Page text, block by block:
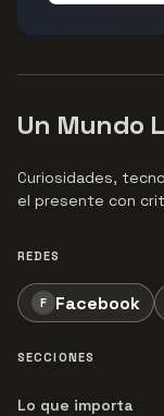
Un Mundo
Curiosidades,
el presente con
REDES
F Facebook
SECCIONES
Lo que importa